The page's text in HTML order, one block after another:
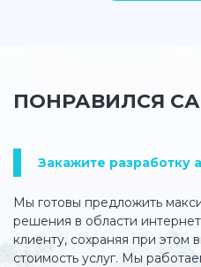
ПОНРАВИЛСЯ
Закажите разработку
Мы готовы предложить
решения в области
клиенту, сохраняя при этом
стоимость услуг. Мы